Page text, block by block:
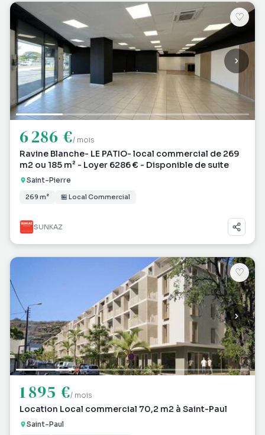
♡
6 286 €/ mois
Ravine Blanche- LE PATIO- local commercial de 269
m2 ou 185 m² - Loyer 6286 € - Disponible de suite
Saint-Pierre
269 m² 🏪 Local Commercial
SUNKAZ
♡
1 895 €/ mois
Location Local commercial 70,2 m2 à Saint-Paul
Saint-Paul